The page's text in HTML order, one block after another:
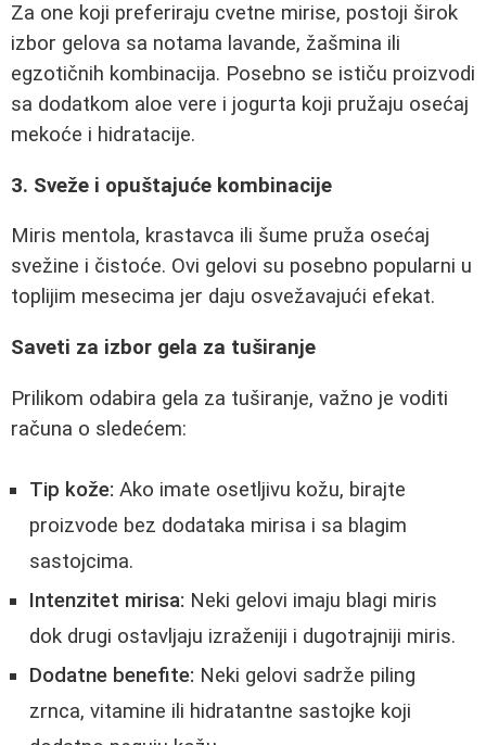
Za one koji preferiraju cvetne mirise, postoji širok
izbor gelova sa notama lavande, žašmina ili
egzotičnih kombinacija. Posebno se ističu proizvodi
sa dodatkom aloe vere i jogurta koji pružaju osećaj
mekoće i hidratacije.
3. Sveže i opuštajuće kombinacije
Miris mentola, krastavca ili šume pruža osećaj
svežine i čistoće. Ovi gelovi su posebno popularni u
toplijim mesecima jer daju osvežavajući efekat.
Saveti za izbor gela za tuširanje
Prilikom odabira gela za tuširanje, važno je voditi
računa o sledećem:
Tip kože: Ako imate osetljivu kožu, birajte
proizvode bez dodataka mirisa i sa blagim
sastojcima.
Intenzitet mirisa: Neki gelovi imaju blagi miris
dok drugi ostavljaju izraženiji i dugotrajniji miris.
Dodatne benefite: Neki gelovi sadrže piling
zrnca, vitamine ili hidratantne sastojke koji